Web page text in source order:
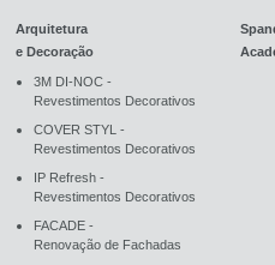
Arquitetura
e Decoração
3M DI-NOC -
Revestimentos Decorativos
COVER STYL -
Revestimentos Decorativos
IP Refresh -
Revestimentos Decorativos
FACADE -
Renovação de Fachadas